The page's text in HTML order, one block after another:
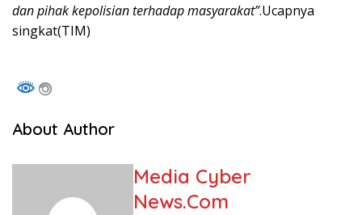
dan pihak kepolisian terhadap masyarakat”.Ucapnya
singkat(TIM)
About Author
Media Cyber
News.Com